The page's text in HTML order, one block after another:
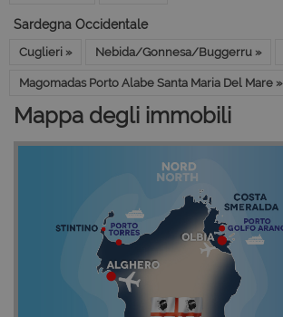
Sardegna Occidentale
Cuglieri » Nebida/Gonnesa/Buggerru »
Magomadas Porto Alabe Santa Maria Del Mare »
Mappa degli immobili